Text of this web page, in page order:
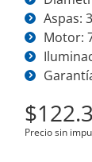
Aspas:
Motor:
$
Precio sin